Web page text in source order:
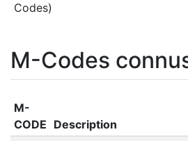
Codes)
M-Codes
M-
CODE Description